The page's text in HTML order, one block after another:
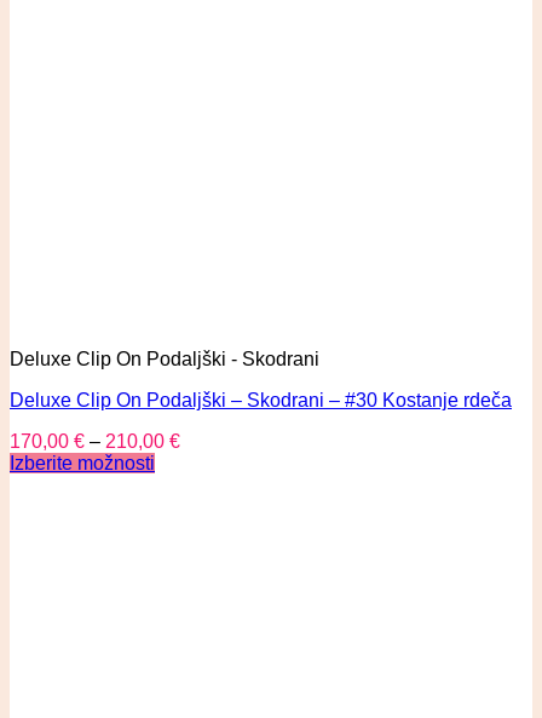
Deluxe Clip On Podaljški - Skodrani
Deluxe Clip On Podaljški – Skodrani – #30 Kostanje rdeča
170,00 € – 210,00 €
Izberite možnosti